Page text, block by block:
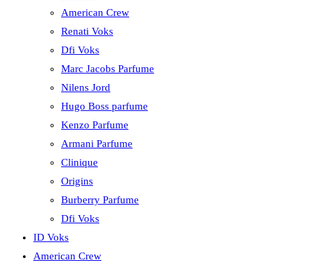
American Crew
Renati Voks
Dfi Voks
Marc Jacobs Parfume
Nilens Jord
Hugo Boss parfume
Kenzo Parfume
Armani Parfume
Clinique
Origins
Burberry Parfume
Dfi Voks
ID Voks
American Crew